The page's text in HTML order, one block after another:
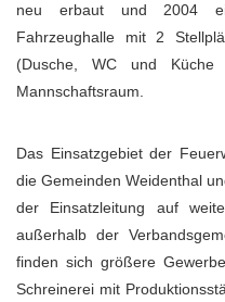
neu erbaut und 2004
Fahrzeughalle mit 2
(Dusche, WC und
Mannschaftsraum.
Das Einsatzgebiet der
die Gemeinden Weidenthal
der Einsatzleitung auf
außerhalb der
finden sich größere
Schreinerei mit